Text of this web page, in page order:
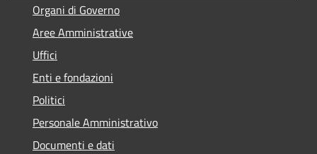
Organi di Governo
Aree Amministrative
Uffici
Enti e fondazioni
Politici
Personale Amministrativo
Documenti e dati